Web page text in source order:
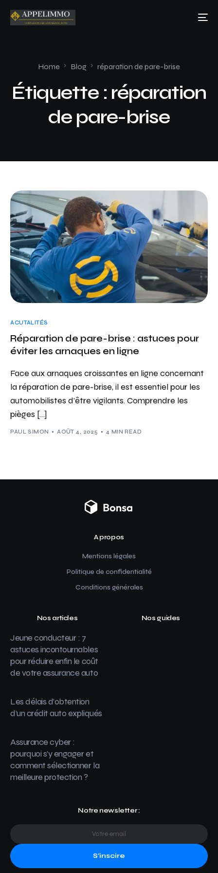
Home Blog réparation de pare-brise
Étiquette : réparation
de pare-brise
ACUTALITÉS
Réparation de pare-brise : astuces pour
éviter les arnaques en ligne
Face aux arnaques croissantes en ligne concernant
la réparation de pare-brise, il est essentiel pour les
automobilistes d’être vigilants. Comprendre les
pièges […]
PAUL SIMON AOÛT 4, 2025 4 MIN READ
A propos
Mentions légales
Politique de confidentialité
Conditions générales
Nos articles
Jeune conducteur : 7
astuces incontournables
pour réduire enfin le coût
de votre assurance auto
Les délais d’obtention
d’un crédit auto expliqués
Assurance cyber :
pourquoi s’y engager et
comment sélectionner la
meilleure protection ?
Nos guides
Notre newsletter :
S'inscire